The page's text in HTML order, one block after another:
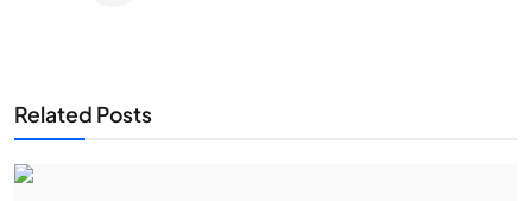
Related Posts